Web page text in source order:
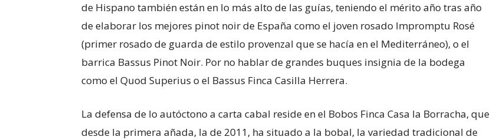
de Hispano también están en lo más alto de las guías, teniendo el mérito año tras año
de elaborar los mejores pinot noir de España como el joven rosado Impromptu Rosé
(primer rosado de guarda de estilo provenzal que se hacía en el Mediterráneo), o el
barrica Bassus Pinot Noir. Por no hablar de grandes buques insignia de la bodega
como el Quod Superius o el Bassus Finca Casilla Herrera.
La defensa de lo autóctono a carta cabal reside en el Bobos Finca Casa la Borracha, que
desde la primera añada, la de 2011, ha situado a la bobal, la variedad tradicional de